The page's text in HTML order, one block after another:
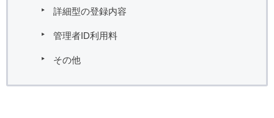
詳細型の登録内容
管理者ID利用料
その他